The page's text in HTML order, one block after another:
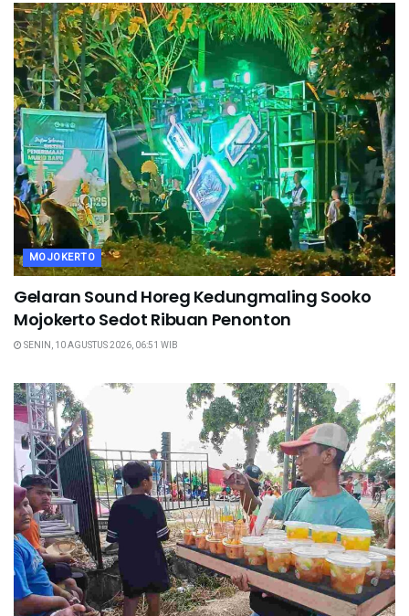
MOJOKERTO
Gelaran Sound Horeg Kedungmaling Sooko
Mojokerto Sedot Ribuan Penonton
SENIN, 10 AGUSTUS 2026, 06:51 WIB